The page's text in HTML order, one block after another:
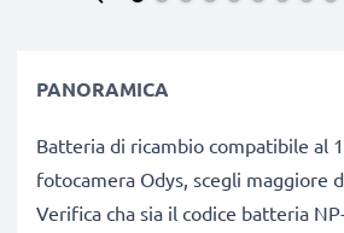
PANORAMICA
Batteria di ricambio compatibile al
fotocamera Odys, scegli maggiore
Verifica cha sia il codice batteria